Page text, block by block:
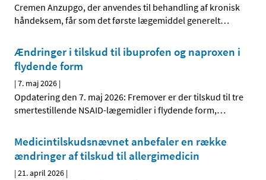
Cremen Anzupgo, der anvendes til behandling af kronisk
håndeksem, får som det første lægemiddel generelt…
Ændringer i tilskud til ibuprofen og naproxen i
flydende form
|7. maj 2026 |
Opdatering den 7. maj 2026: Fremover er der tilskud til tre
smertestillende NSAID-lægemidler i flydende form,…
Medicintilskudsnævnet anbefaler en række
ændringer af tilskud til allergimedicin
|21. april 2026 |